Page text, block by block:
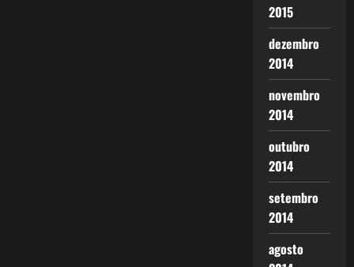
2015
dezembro
2014
novembro
2014
outubro
2014
setembro
2014
agosto